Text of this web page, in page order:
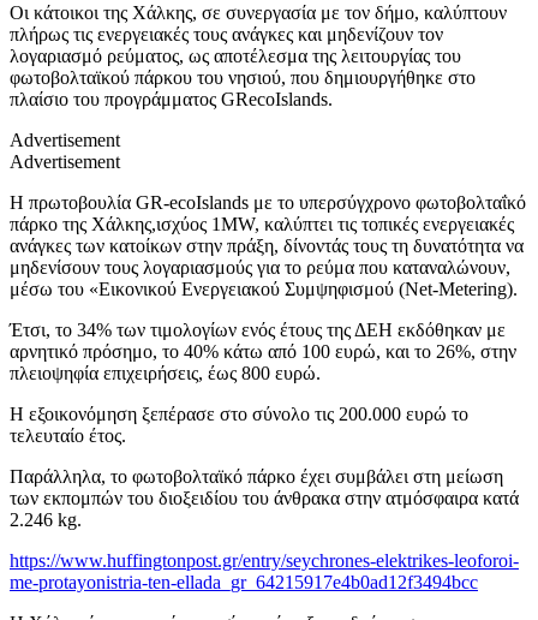
Οι κάτοικοι της Χάλκης, σε συνεργασία με τον δήμο, καλύπτουν
πλήρως τις ενεργειακές τους ανάγκες και μηδενίζουν τον
λογαριασμό ρεύματος, ως αποτέλεσμα της λειτουργίας του
φωτοβολταϊκού πάρκου του νησιού, που δημιουργήθηκε στο
πλαίσιο του προγράμματος GRecoIslands.
Advertisement
Advertisement
Η πρωτοβουλία GR-ecoIslands με το υπερσύγχρονο φωτοβολταΐκό
πάρκο της Χάλκης,ισχύος 1MW, καλύπτει τις τοπικές ενεργειακές
ανάγκες των κατοίκων στην πράξη, δίνοντάς τους τη δυνατότητα να
μηδενίσουν τους λογαριασμούς για το ρεύμα που καταναλώνουν,
μέσω του «Εικονικού Ενεργειακού Συμψηφισμού (Net-Metering).
Έτσι, το 34% των τιμολογίων ενός έτους της ΔΕΗ εκδόθηκαν με
αρνητικό πρόσημο, το 40% κάτω από 100 ευρώ, και το 26%, στην
πλειοψηφία επιχειρήσεις, έως 800 ευρώ.
Η εξοικονόμηση ξεπέρασε στο σύνολο τις 200.000 ευρώ το
τελευταίο έτος.
Παράλληλα, το φωτοβολταϊκό πάρκο έχει συμβάλει στη μείωση
των εκπομπών του διοξειδίου του άνθρακα στην ατμόσφαιρα κατά
2.246 kg.
https://www.huffingtonpost.gr/entry/seychrones-elektrikes-leoforoi-
me-protayonistria-ten-ellada_gr_64215917e4b0ad12f3494bcc